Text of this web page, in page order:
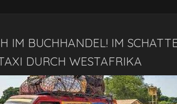
IM BUCHHANDEL! IM
DURCH WESTAFRIKA